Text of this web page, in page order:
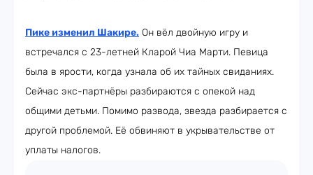
Пике изменил Шакире. Он вёл двойную игру и
встречался с 23-летней Кларой Чиа Марти. Певица
была в ярости, когда узнала об их тайных свиданиях.
Сейчас экс-партнёры разбираются с опекой над
общими детьми. Помимо развода, звезда разбирается с
другой проблемой. Её обвиняют в укрывательстве от
уплаты налогов.